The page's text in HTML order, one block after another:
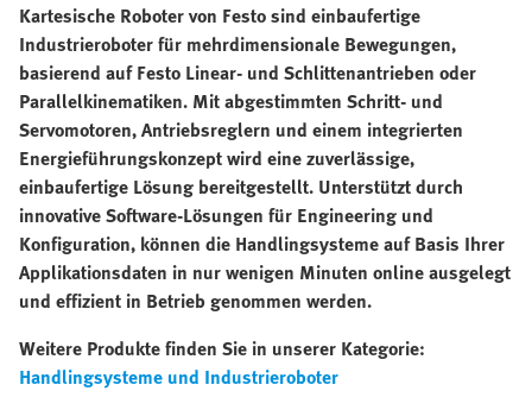
Kartesische Roboter von Festo sind einbaufertige
Industrieroboter für mehrdimensionale Bewegungen,
basierend auf Festo Linear- und Schlittenantrieben oder
Parallelkinematiken. Mit abgestimmten Schritt- und
Servomotoren, Antriebsreglern und einem integrierten
Energieführungskonzept wird eine zuverlässige,
einbaufertige Lösung bereitgestellt. Unterstützt durch
innovative Software-Lösungen für Engineering und
Konfiguration, können die Handlingsysteme auf Basis Ihrer
Applikationsdaten in nur wenigen Minuten online ausgelegt
und effizient in Betrieb genommen werden.
Weitere Produkte finden Sie in unserer Kategorie:
Handlingsysteme und Industrieroboter